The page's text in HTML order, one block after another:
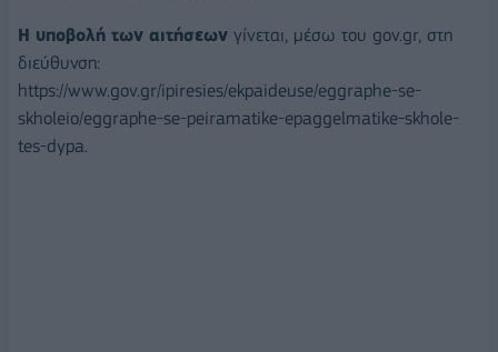
Η υποβολή των αιτήσεων γίνεται, μέσω του gov.gr, στη
διεύθυνση:
https://www.gov.gr/ipiresies/ekpaideuse/eggraphe-se-
skholeio/eggraphe-se-peiramatike-epaggelmatike-skhole-
tes-dypa.